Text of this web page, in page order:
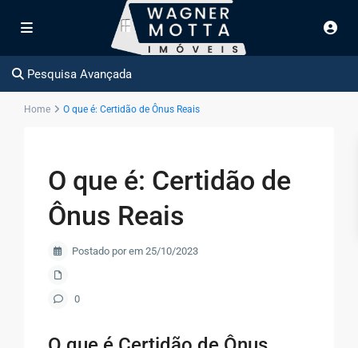
Pesquisa Avançada
Home O que é: Certidão de Ônus Reais
O que é: Certidão de
Ônus Reais
Postado por em 25/10/2023
0